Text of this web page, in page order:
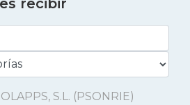
recibir
S.L. (PSONRIE)